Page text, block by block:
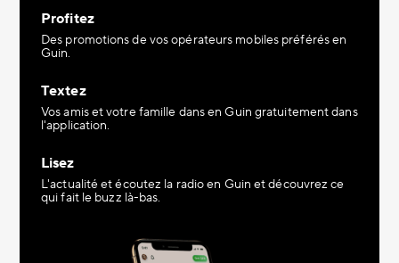
Profitez
Des promotions de vos opérateurs mobiles préférés en
Guin.
Textez
Vos amis et votre famille dans en Guin gratuitement dans
l'application.
Lisez
L'actualité et écoutez la radio en Guin et découvrez ce
qui fait le buzz là-bas.